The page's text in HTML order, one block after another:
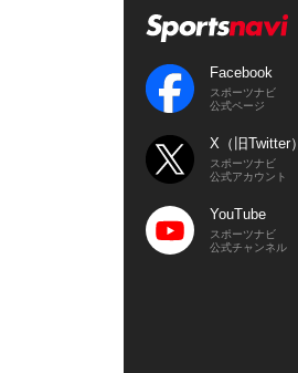
Facebook
スポーツナビ
公式ページ
X（旧Twitter）
スポーツナビ
公式アカウント
YouTube
スポーツナビ
公式チャンネル